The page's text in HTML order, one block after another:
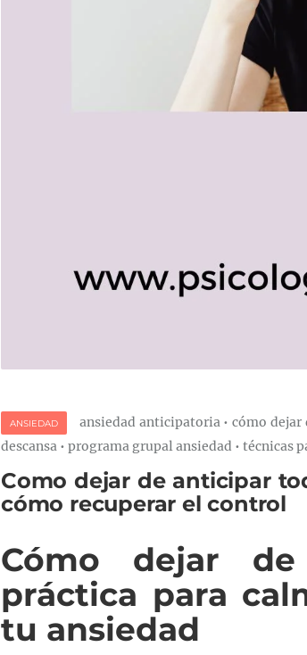
ANSIEDAD ansiedad anticipatoria•cómo dejar
descansa • programa grupal ansiedad • técnicas
Como dejar de anticipar
cómo recuperar el control
Cómo dejar
práctica para
tu ansiedad